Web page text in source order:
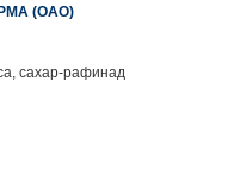
(ОАО)
сахар-рафинад